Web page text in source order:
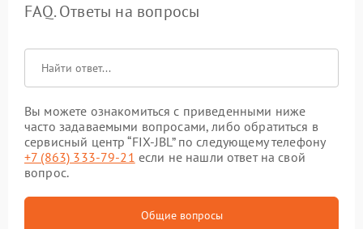
FAQ. Ответы на вопросы
Вы можете ознакомиться с приведенными ниже
часто задаваемыми вопросами, либо обратиться в
сервисный центр “FIX-JBL” по следующему телефону
+7 (863) 333-79-21 если не нашли ответ на свой
вопрос.
Общие вопросы